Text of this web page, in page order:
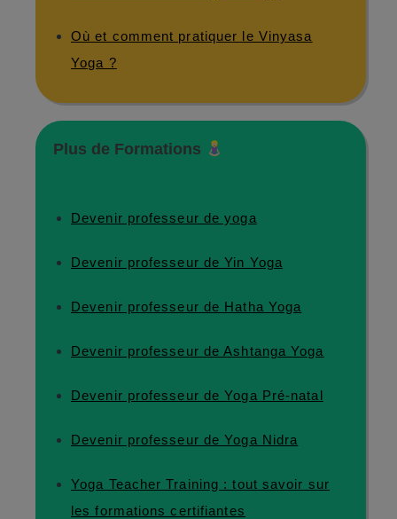
Où et comment pratiquer le Vinyasa
Yoga ?
Plus de Formations
Devenir professeur de yoga
Devenir professeur de Yin Yoga
Devenir professeur de Hatha Yoga
Devenir professeur de Ashtanga Yoga
Devenir professeur de Yoga Pré-natal
Devenir professeur de Yoga Nidra
Yoga Teacher Training : tout savoir sur
les formations certifiantes